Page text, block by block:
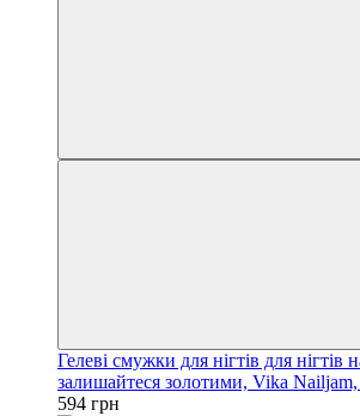
Гелеві смужки для нігтів для нігтів
залишайтеся золотими, Vika
594 грн